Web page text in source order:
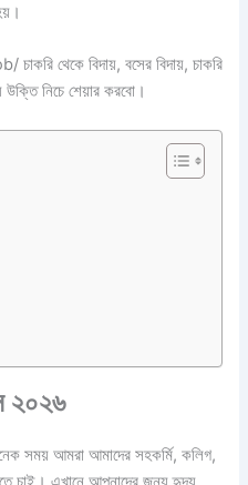
থেকে বিদায়, বসের বিদায়, চাকরি
উক্তি নিচে শেয়ার করবো।
২০২৬
সময় আমরা আমাদের সহকর্মি, কলিগ,